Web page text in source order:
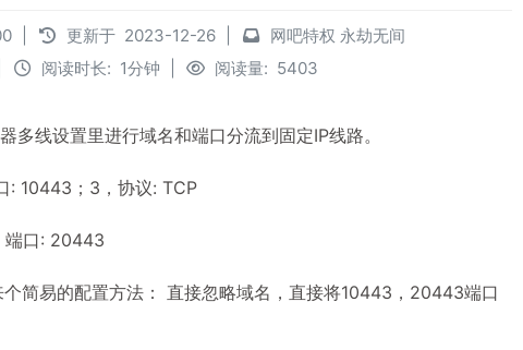
更新于 2023-12-26 网吧特权 永劫无间
阅读时长: 1分钟 阅读量: 5403
线设置里进行域名和端口分流到固定IP线路。
: 10443；3，协议: TCP
端口: 20443
简易的配置方法： 直接忽略域名，直接将10443，20443端口